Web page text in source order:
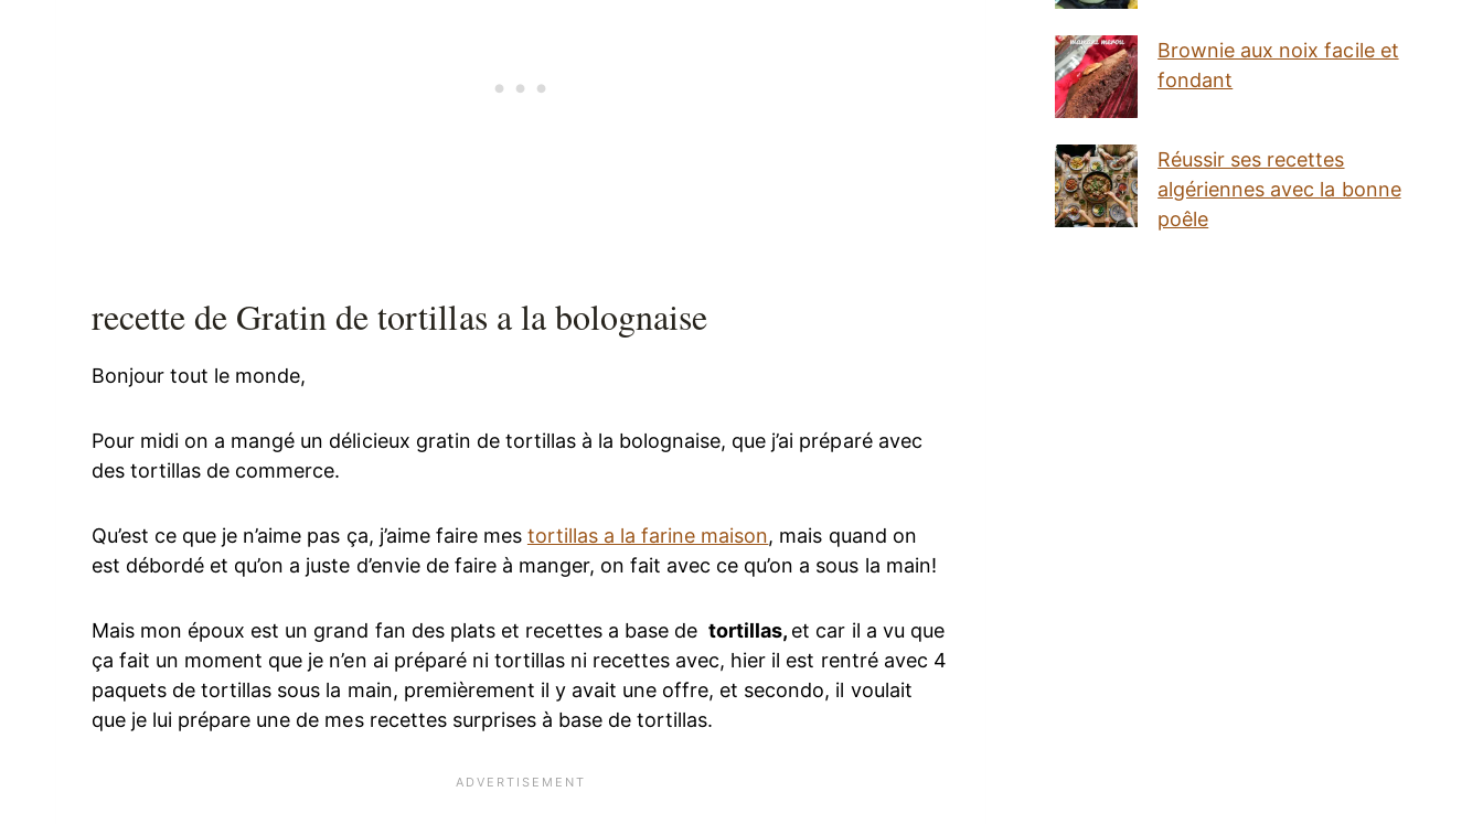
recette de Gratin de tortillas a la bolognaise
Bonjour tout le monde,
Pour midi on a mangé un délicieux gratin de tortillas à la bolognaise, que j’ai préparé avec
des tortillas de commerce.
Qu’est ce que je n’aime pas ça, j’aime faire mes tortillas a la farine maison, mais quand on
est débordé et qu’on a juste d’envie de faire à manger, on fait avec ce qu’on a sous la main!
Mais mon époux est un grand fan des plats et recettes a base detortillas, et car il a vu que
ça fait un moment que je n’en ai préparé ni tortillas ni recettes avec, hier il est rentré avec 4
paquets de tortillas sous la main, premièrement il y avait une offre, et secondo, il voulait
que je lui prépare une de mes recettes surprises à base de tortillas.
Brownie aux noix facile et
fondant
Réussir ses recettes
algériennes avec la bonne
poêle